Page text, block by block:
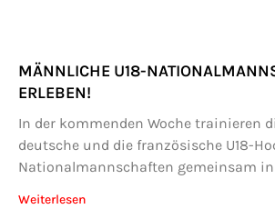
MÄNNLICHE U18-
ERLEBEN!
In der kommenden Woche trainieren
deutsche und die französische U18-
Nationalmannschaften gemeinsam
Weiterlesen